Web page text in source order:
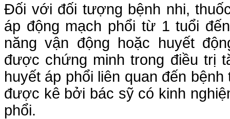
Đối với đối tượng bệnh nhi,
áp động mạch phổi từ 1 tuổi
năng vận động hoặc huyết
được chứng minh trong điều trị
huyết áp phổi liên quan đến
được kê bởi bác sỹ có kinh
phổi.